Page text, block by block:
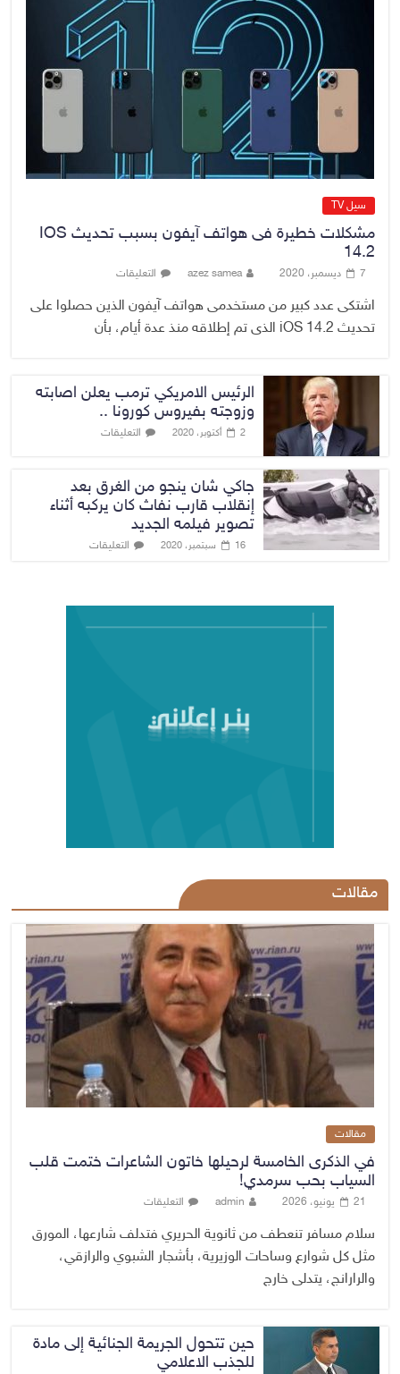
6 أغسطس، 2026 No Comment
رئيس هيئة النزاهة: لا مظلة تحمي
الفاسدين والمال العام أمانة
No Comment
سيل TV
مشكلات خطيرة فى هواتف آيفون بسبب تحديث IOS
14.2
7 ديسمبر، 2020 azez samea التعليقات
اشتكى عدد كبير من مستخدمى هواتف آيفون الذين حصلوا على
تحديث iOS 14.2 الذى تم إطلاقه منذ عدة أيام، بأن
الرئيس الامريكي ترمب يعلن اصابته
وزوجته بفيروس كورونا ..
2 أكتوبر، 2020 التعليقات
جاكي شان ينجو من الغرق بعد
إنقلاب قارب نفاث كان يركبه أثناء
تصوير فيلمه الجديد
16 سبتمبر، 2020 التعليقات
مقالات
مقالات
في الذكرى الخامسة لرحيلها خاتون الشاعرات ختمت قلب
السياب بحب سرمدي!
21 يونيو، 2026 admin التعليقات
سلام مسافر تنعطف من ثانوية الحريري فتدلف شارعها، المورق
مثل كل شوارع وساحات الوزيرية، بأشجار الشبوي والرازقي،
والرارانج، يتدلى خارج
حين تتحول الجريمة الجنائية إلى مادة
للجذب الاعلامي